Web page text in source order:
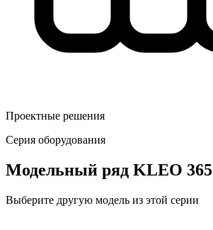
Проектные решения
Серия оборудования
Модельный ряд KLEO 365
Выберите другую модель из этой серии